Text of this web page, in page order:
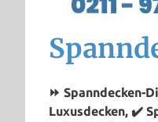
⏩ Spanndecken-
Luxusdecken, ✔️